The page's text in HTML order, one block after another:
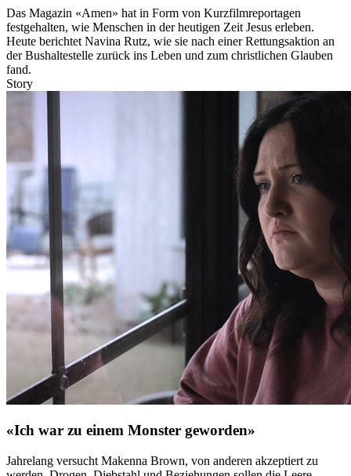
Das Magazin «Amen» hat in Form von Kurzfilmreportagen
festgehalten, wie Menschen in der heutigen Zeit Jesus erleben.
Heute berichtet Navina Rutz, wie sie nach einer Rettungsaktion an
der Bushaltestelle zurück ins Leben und zum christlichen Glauben
fand.
Story
«Ich war zu einem Monster geworden»
Jahrelang versucht Makenna Brown, von anderen akzeptiert zu